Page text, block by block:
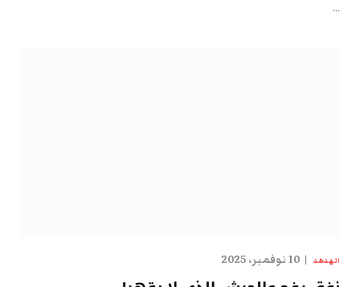
…
الهدهد 10 نوفمبر، 2025